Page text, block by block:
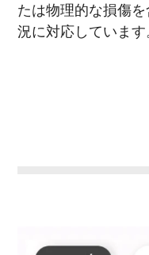
たは物理的な損傷
況に対応しています